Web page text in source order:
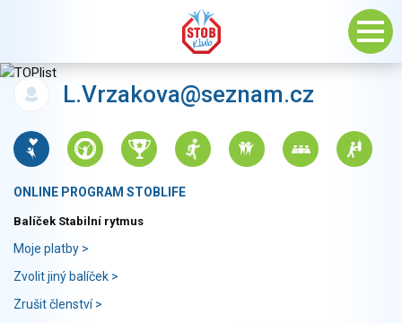
L.Vrzakova@seznam.cz
ONLINE PROGRAM STOBLIFE
Balíček Stabilní rytmus
Moje platby >
Zvolit jiný balíček >
Zrušit členství >